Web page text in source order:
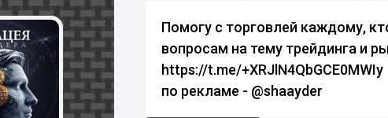
Помогу с торговлей каждому,
вопросам на тему трейдинга и
https://t.me/+XRJlN4QbGCE0MWIy
по рекламе - @shaayder